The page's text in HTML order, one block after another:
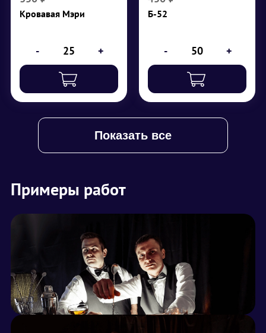
Кровавая Мэри
- +
соль, перец, лед в
Б-52
- +
Показать все
Примеры работ